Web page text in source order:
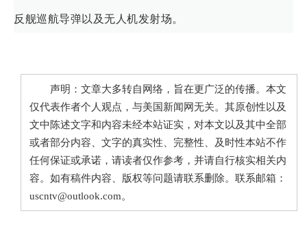
反舰巡航导弹以及无人机发射场。
声明：文章大多转自网络，旨在更广泛的传播。本文
仅代表作者个人观点，与美国新闻网无关。其原创性以及
文中陈述文字和内容未经本站证实，对本文以及其中全部
或者部分内容、文字的真实性、完整性、及时性本站不作
任何保证或承诺，请读者仅作参考，并请自行核实相关内
容。如有稿件内容、版权等问题请联系删除。联系邮箱：
uscntv@outlook.com。